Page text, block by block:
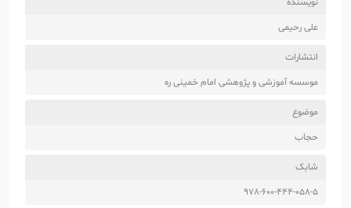
علی رحیمی
انتشارات
موسسه آموزشی و پژوهشی امام خمینی ره
موضوع
حجاب
شابک
978-600-444-058-5